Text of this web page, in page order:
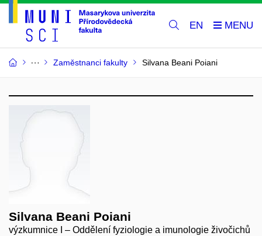
EN
Zaměstnanci fakulty Silvana Beani Poiani
Silvana Beani Poiani
výzkumnice I – Oddělení fyziologie a imunologie živočichů